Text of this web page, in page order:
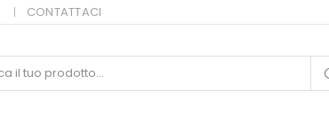
CONTATTACI